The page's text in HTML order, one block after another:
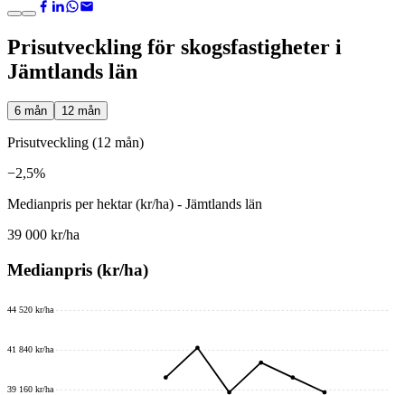
Prisutveckling för skogsfastigheter i
Jämtlands län
6 mån 12 mån
Prisutveckling (12 mån)
−2,5%
Medianpris per hektar (kr/ha) - Jämtlands län
39 000 kr/ha
Medianpris (kr/ha)
39 160 kr/ha
41 840 kr/ha
44 520 kr/ha